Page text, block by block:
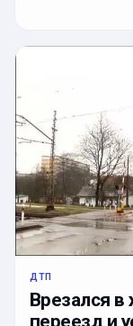
ДТП
Врезался
переезд и